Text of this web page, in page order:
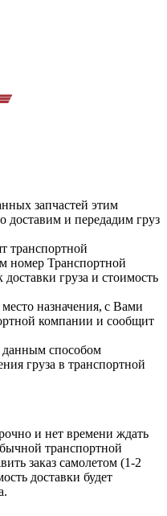
запчастей этим
доставим и передадим груз
транспортной
номер Транспортной
груза и стоимость
назначения, с Вами
компании и сообщит
данным способом
груза в транспортной
и нет времени ждать
транспортной
заказ самолетом (1-2
доставки будет